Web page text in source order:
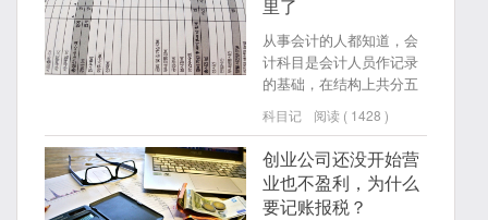
里了
从事会计的人都知道，会
计科目是会计人员作记录
的基础，在结构上共分五
大类：即资产、负债、资
本、收益、费用(成本)。
科目记 阅读 ( 1428 )
创业公司还没开始营
业也不盈利，为什么
要记账报税？